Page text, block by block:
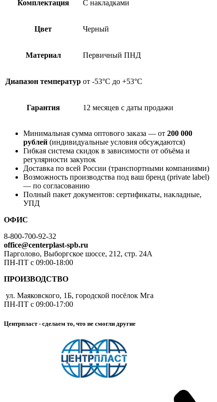
Комплектация С накладками
Цвет Черный
Материал Первичный ПНД
Диапазон температур от -53°С до +53°С
Гарантия 12 месяцев с даты продажи
Минимальная сумма оптового заказа — от 200 000
рублей (индивидуальные условия обсуждаются)
Гибкая система скидок в зависимости от объёма и
регулярности закупок
Доставка по всей России (транспортными компаниями)
Возможность производства под ваш бренд (private label)
— по согласованию
Полный пакет документов: сертификаты, накладные,
УПД
ОФИС
8-800-700-92-32
office@centerplast-spb.ru
Парголово, Выборгское шоссе, 212, стр. 24А
ПН-ПТ с 09:00-18:00
ПРОИЗВОДСТВО
ул. Маяковского, 1Б, городской посёлок Мга
ПН-ПТ с 09:00-17:00
Центрпласт - сделаем то, что не смогли другие